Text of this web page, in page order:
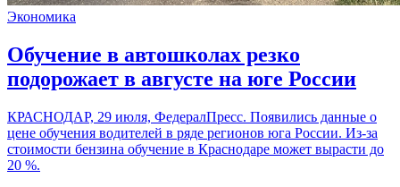
Экономика
Обучение в автошколах резко
подорожает в августе на юге России
КРАСНОДАР, 29 июля, ФедералПресс. Появились данные о
цене обучения водителей в ряде регионов юга России. Из-за
стоимости бензина обучение в Краснодаре может вырасти до
20 %.